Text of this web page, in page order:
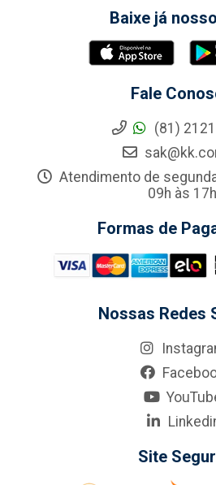
Baixe já
Fale
(81)
Atendimento de
09h às 17h
Formas de
Nossas Redes
Site